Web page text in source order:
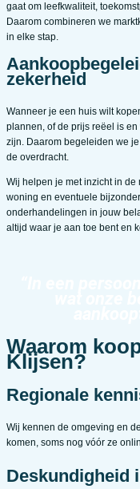
gaat om leefkwaliteit,
Daarom combineren we
in elke stap.
zekerheid
Wanneer je een huis wilt
plannen, of de prijs reëel is
zijn. Daarom begeleiden we
de overdracht.
Wij helpen je met inzicht in
woning en eventuele
onderhandelingen in jouw
altijd waar je aan toe bent en
Waarom
Klijsen?
Regionale
Wij kennen de omgeving en
komen, soms nog vóór ze
Deskundigheid